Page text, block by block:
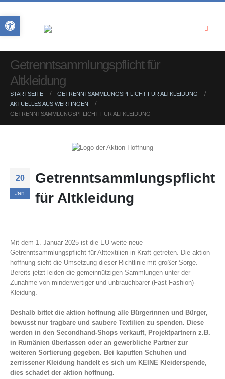
Getrenntsammlungspflicht für
Altkleidung
STARTSEITE
GETRENNTSAMMLUNGSPFLICHT FÜR ALTKLEIDUNG
AKTUELLES AUS WERTINGEN
GETRENNTSAMMLUNGSPFLICHT FÜR ALTKLEIDUNG
20
Jan.
Getrenntsammlungspflicht
für Altkleidung
Mit dem 1. Januar 2025 ist die EU-weite neue
Getrenntsammlungspflicht für Alttextilien in Kraft getreten. Die aktion
hoffnung sieht die Umsetzung dieser Richtlinie mit großer Sorge.
Bereits jetzt leiden die gemeinnützigen Sammlungen unter der
Zunahme von minderwertiger und unbrauchbarer (Fast-Fashion)-
Kleidung.
Deshalb bittet die aktion hoffnung alle Bürgerinnen und Bürger,
bewusst nur tragbare und saubere Textilien zu spenden. Diese
werden in den Secondhand-Shops verkauft, Projektpartnern z.B.
in Rumänien überlassen oder an gewerbliche Partner zur
weiteren Sortierung gegeben. Bei kaputten Schuhen und
zerrissener Kleidung handelt es sich um KEINE Kleiderspende,
dies schadet der aktion hoffnung.
Open toolbar